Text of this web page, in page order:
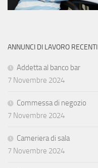
ANNUNCI DI LAVORO RECENTI
Addetta al banco bar
7 Novembre 2024
Commessa di negozio
7 Novembre 2024
Cameriera di sala
7 Novembre 2024